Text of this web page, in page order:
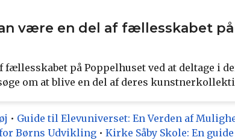
være en del af fællesskabet på
fællesskabet på Poppelhuset ved at deltage i
om at blive en del af deres
• Guide til Elevuniverset: En Verden af
for Børns Udvikling • Kirke Såby Skole: En